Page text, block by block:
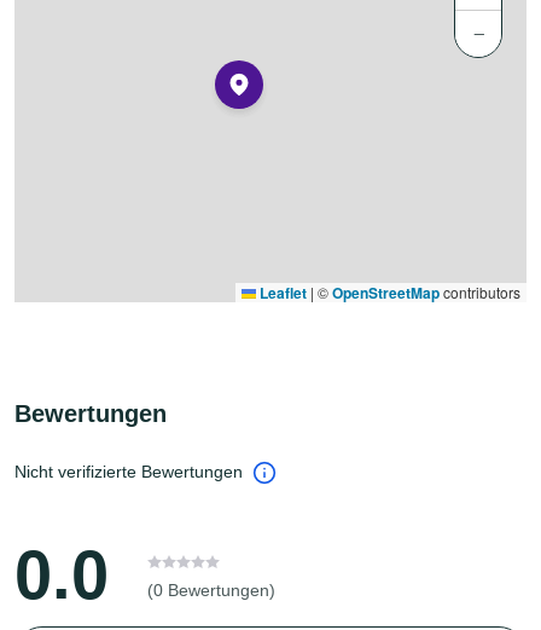
−
Leaflet | ©OpenStreetMapcontributors
Bewertungen
Nicht verifizierte Bewertungen
0.0 (0 Bewertungen)